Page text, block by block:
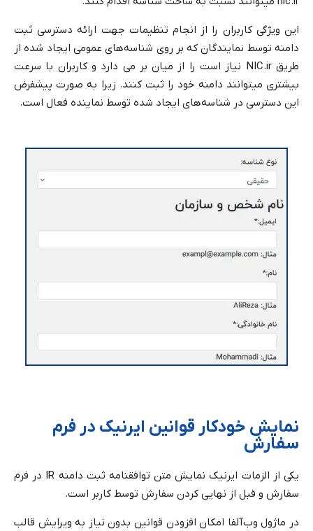
این ویژگی کاربران را از انجام تنظیمات جهت ارائه دسترسی ثبت
دامنه توسط نمایندگان که بر روی شناسه‌های عمومی ایجاد شده از
طریق NIC.ir نیاز است را از میان بر می دارد و کاربران با سرعت
بیشتری میتوانند دامنه خود را ثبت کنند. زیرا به صورت پیشفرض
این دسترسی در شناسه‌های ایجاد شده توسط نماینده فعال است.
نمایش خودکار قوانین ایرنیک در فرم
سفارش
یکی از الزمات ایرنیک نمایش متن توافقنامه ثبت دامنه ‌IR در فرم
سفارش و قبل از نهایی کردن سفارش توسط کاربر است.
در ماژول وب‌آلفا امکان افزودن قوانین بدون نیاز به ویرایش قالب